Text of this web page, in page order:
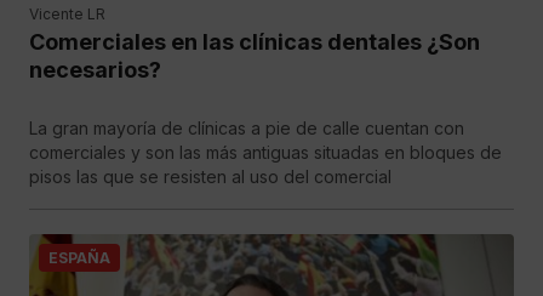
Vicente LR
Comerciales en las clínicas dentales ¿Son
necesarios?
La gran mayoría de clínicas a pie de calle cuentan con
comerciales y son las más antiguas situadas en bloques de
pisos las que se resisten al uso del comercial
ESPAÑA